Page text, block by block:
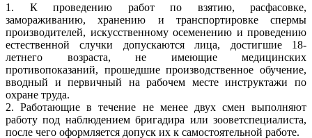
1. К проведению работ по взятию, расфасовке,
замораживанию, хранению и транспортировке спермы
производителей, искусственному осеменению и проведению
естественной случки допускаются лица, достигшие 18-
летнего возраста, не имеющие медицинских
противопоказаний, прошедшие производственное обучение,
вводный и первичный на рабочем месте инструктажи по
охране труда.
2. Работающие в течение не менее двух смен выполняют
работу под наблюдением бригадира или зооветспециалиста,
после чего оформляется допуск их к самостоятельной работе.